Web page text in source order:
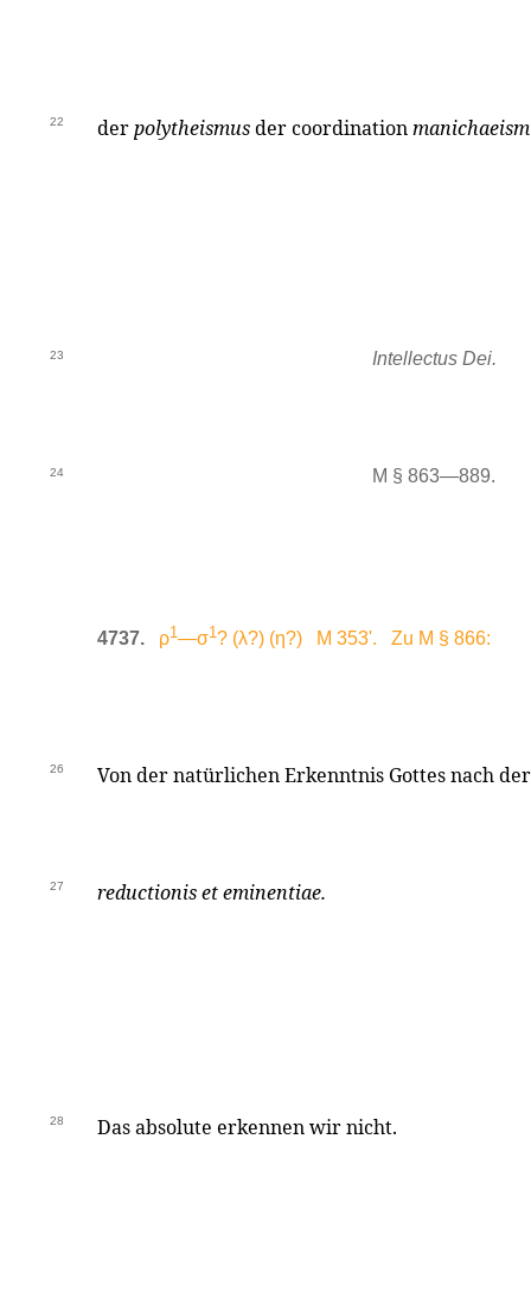
22 derpolytheismusder coordination
23 Intellectus Dei.
24 M § 863—889.
4737. ρ1—σ1? (λ?) (η?) M 353'. Zu M § 866:
26 Von der natürlichen Erkenntnis Gottes nach
27 reductionis et eminentiae.
28 Das absolute erkennen wir nicht.